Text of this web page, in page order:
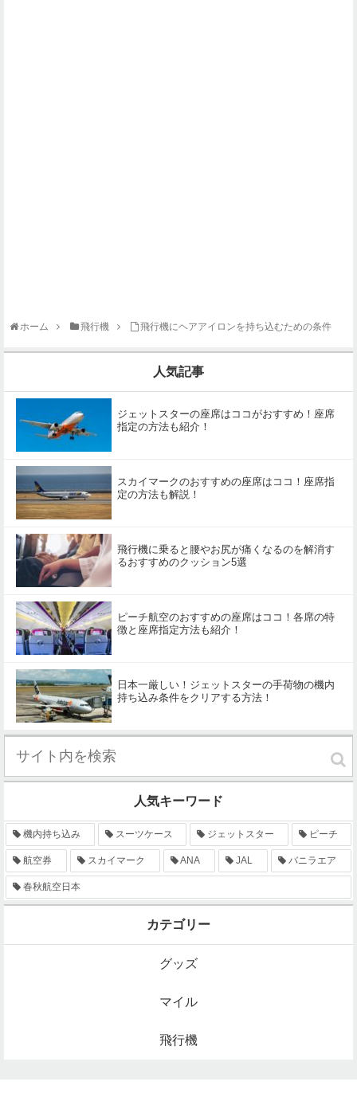
ホーム 飛行機 飛行機にヘアアイロンを持ち込むための条件
人気記事
ジェットスターの座席はココがおすすめ！座席
指定の方法も紹介！
スカイマークのおすすめの座席はココ！座席指
定の方法も解説！
飛行機に乗ると腰やお尻が痛くなるのを解消す
るおすすめのクッション5選
ピーチ航空のおすすめの座席はココ！各席の特
徴と座席指定方法も紹介！
日本一厳しい！ジェットスターの手荷物の機内
持ち込み条件をクリアする方法！
人気キーワード
機内持ち込み スーツケース ジェットスター ピーチ
航空券 スカイマーク ANA JAL バニラエア
春秋航空日本
カテゴリー
グッズ
マイル
飛行機